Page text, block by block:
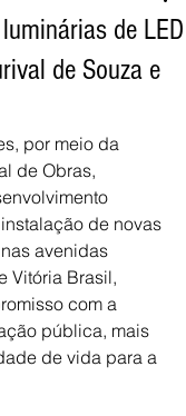
de LED
de Souza e
por meio da
de Obras,
de novas
avenidas
Vitória Brasil,
com a
pública, mais
de vida para a